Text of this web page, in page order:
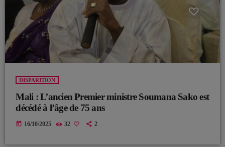
DISPARITION
Mali : L’ancien Premier ministre Soumana Sako est
décédé à l’âge de 75 ans
today 16/10/2025 32 2